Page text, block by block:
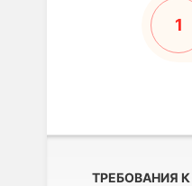
1
ТРЕБОВАНИЯ К